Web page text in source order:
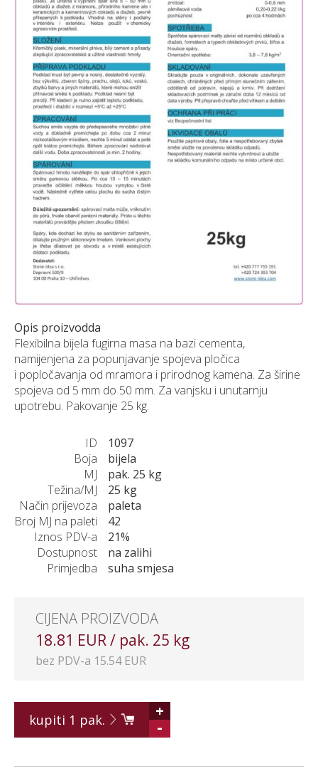
NARUDŽBE PO MJERI
O NAMA
NOVI PROIZVODI
SHOWROOM
BLOG
KONTAKTI
Opis proizvodda
Flexibilna bijela fugirna masa na bazi cementa,
namijenjena za popunjavanje spojeva pločica
i popločavanja od mramora i prirodnog kamena. Za širine
spojeva od 5 mm do 50 mm. Za vanjsku i unutarnju
upotrebu. Pakovanje 25 kg.
ID
1097
Boja
bijela
MJ
pak. 25 kg
Težina/MJ
25 kg
Način prijevoza
paleta
Broj MJ na paleti
42
Iznos PDV-a
21%
Dostupnost
na zalihi
Primjedba
suha smjesa
CIJENA PROIZVODA
18.81 EUR / pak. 25 kg
bez PDV-a 15.54 EUR
kupiti 1 pak.
+
-